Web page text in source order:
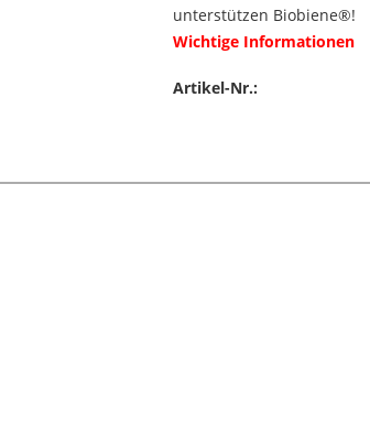
unterstützen Biobiene®!
Wichtige Informationen
Artikel-Nr.: